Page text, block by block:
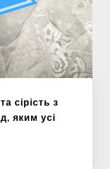
сірість з
яким усі